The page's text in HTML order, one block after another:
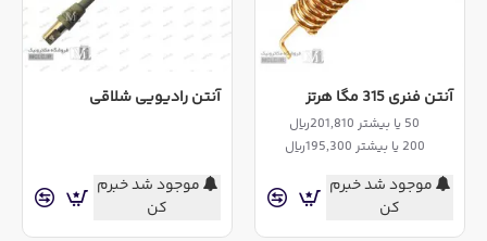
آنتن فنری 315 مگا هرتز
50 یا بیشتر 201,810ریال
200 یا بیشتر 195,300ریال
موجود شد خبرم
کن
آنتن رادیویی شلاقی
موجود شد خبرم
کن